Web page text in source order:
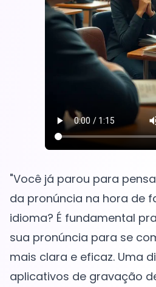
"Você já parou para
da pronúncia na hora de
idioma? É fundamental
sua pronúncia para se
mais clara e eficaz. Uma
aplicativos de gravação